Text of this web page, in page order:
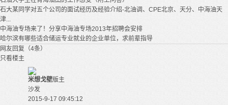
石大某同学对五个公司的面试经历及经验介绍-北油调、CPE北京、天分、中海油天
津...
中海油专场来了！分享中海油专场2013年招聘会安排
哈尔滨有哪些适合储运专业就业的企业单位，求前辈指导
网友回复（4条）
只看楼主
米想戈壁版主
沙发
2015-9-17 09:45:12